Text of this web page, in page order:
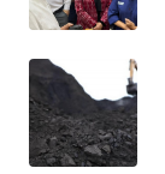
WAHANA
WISATA
LAPAK
WAHANA